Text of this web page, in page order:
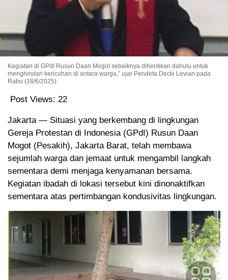
Kegiatan di GPdI Rusun Daan Mogot sebaiknya dihentikan dahulu untuk
menghindari kericuhan di antara warga,” ujar Pendeta Decki Levian pada
Rabu (18/6/2025).
Post Views: 22
Jakarta — Situasi yang berkembang di lingkungan
Gereja Protestan di Indonesia (GPdI) Rusun Daan
Mogot (Pesakih), Jakarta Barat, telah membawa
sejumlah warga dan jemaat untuk mengambil langkah
sementara demi menjaga kenyamanan bersama.
Kegiatan ibadah di lokasi tersebut kini dinonaktifkan
sementara atas pertimbangan kondusivitas lingkungan.